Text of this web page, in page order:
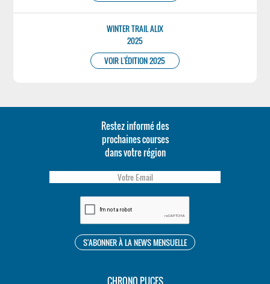
WINTER TRAIL ALIX
2025
VOIR L'ÉDITION 2025
Restez informé des
prochaines courses
dans votre région
CHRONO PUCES